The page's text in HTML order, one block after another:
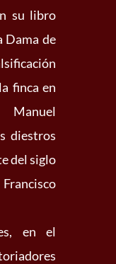
su libro
de
finca en
diestros
del siglo
en el